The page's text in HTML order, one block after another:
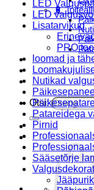
🔋
Blogi
Otsi:
LED
LED
Lisatarvikud
PRO
loomad ja
Nutikad
Patareidega
Pirnid
Sääsetõrje